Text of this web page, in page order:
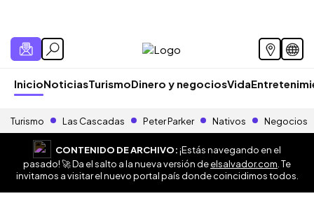
InicioNoticiasTurismoDinero y negociosVida
Turismo Las Cascadas Peter Parker Nativos Negocios
CONTENIDO DE ARCHIVO:¡Estás navegando en el
pasado! 🚀 Da el salto a la nueva versión deelsalvador.com . Te
invitamos a visitar el nuevo portal país donde coincidimos todos.